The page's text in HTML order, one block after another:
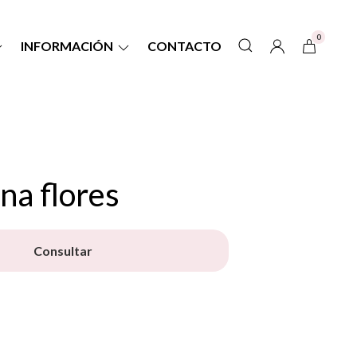
INFORMACIÓN CONTACTO
0
flores
Consultar